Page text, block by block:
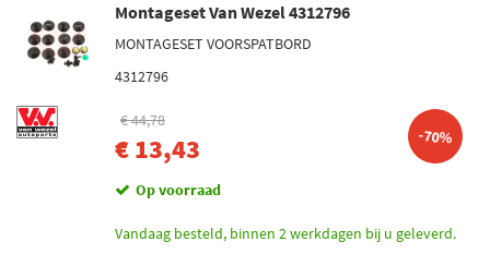
Montageset Van Wezel 4312796
MONTAGESET VOORSPATBORD
4312796
€ 44,78
€ 13,43 -70%
Op voorraad
Vandaag besteld, binnen 2 werkdagen bij u geleverd.